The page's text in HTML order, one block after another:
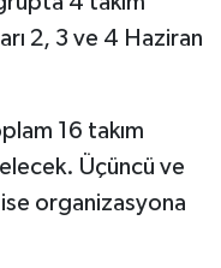
2, 3 ve 4 Haziran
16 takım
Üçüncü ve
organizasyona